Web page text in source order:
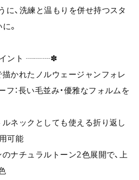
に、洗練と温もりを併せ持つスタ
。
ント ┈┈┈✽
描かれたノルウェージャンフォレ
：長い毛並み・優雅なフォルムを
ルネックとしても使える折り返し
可能
のナチュラルトーン2色展開で、上